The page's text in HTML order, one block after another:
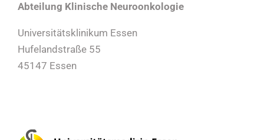
Abteilung Klinische Neuroonkologie
Universitätsklinikum Essen
Hufelandstraße 55
45147 Essen